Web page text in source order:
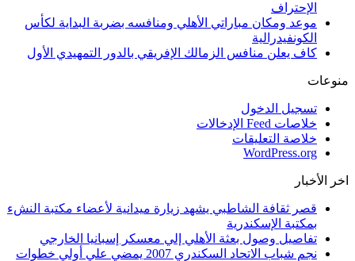
الإحتراف
موعد ومكان مباراتي الأهلي ومنافسه بضربة البداية لكأس
الكونفيدرالية
كاف يعلن منافس الزمالك الإفريقي بالدور التمهيدي الأول
منوعات
تسجيل الدخول
خلاصات Feed الإدخالات
خلاصة التعليقات
WordPress.org
اخر الأخبار
قصر ثقافة الشاطبي يشهد زيارة ميدانية لأعضاء مكتبة النشء
بمكتبة الإسكندرية
تفاصيل وصول بعثة الأهلي إلي معسكر إسبانيا الخارجي
نجم شباب الاتحاد السكندري 2007 يمضي علي أولي خطوات